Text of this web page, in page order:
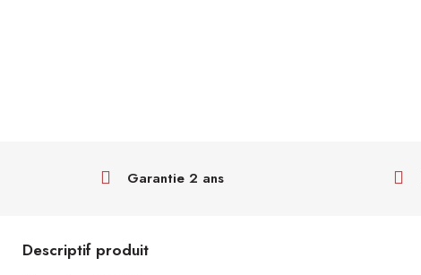
Garantie 2 ans
Descriptif produit